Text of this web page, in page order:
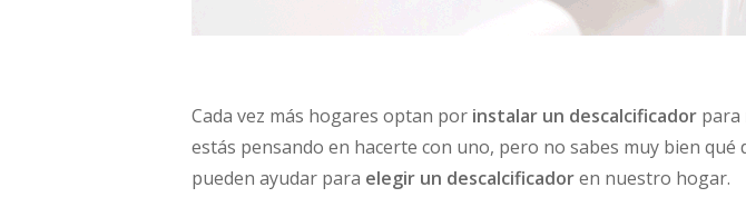
Cada vez más hogares optan por instalar un descalcificador para
estás pensando en hacerte con uno, pero no sabes muy bien
pueden ayudar para elegir un descalcificadoren nuestro hogar.